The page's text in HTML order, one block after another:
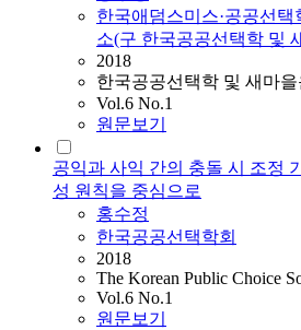
한국애덤스미스·공공선
소(구 한국공공선택학 및
2018
한국공공선택학 및 새마
Vol.6 No.1
원문보기
공익과 사익 간의 충돌 시 조정
성 원칙을 중심으로
홍수정
한국공공선택학회
2018
The Korean Public Choice
Vol.6 No.1
원문보기